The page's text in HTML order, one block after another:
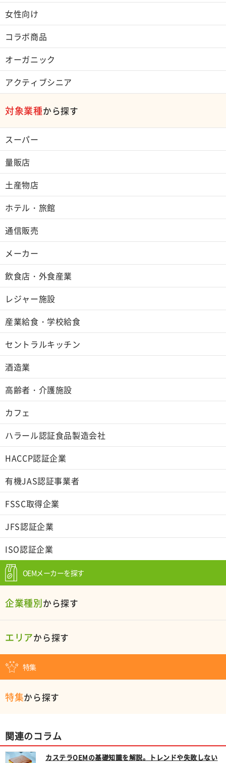
女性向け
コラボ商品
オーガニック
アクティブシニア
対象業種から探す
スーパー
量販店
土産物店
ホテル・旅館
通信販売
メーカー
飲食店・外食産業
レジャー施設
産業給食・学校給食
セントラルキッチン
酒造業
高齢者・介護施設
カフェ
ハラール認証食品製造会社
HACCP認証企業
有機JAS認証事業者
FSSC取得企業
JFS認証企業
ISO認証企業
OEMメーカーを探す
企業種別から探す
エリアから探す
特集
特集から探す
関連のコラム
カステラOEMの基礎知識を解説。トレンドや失敗しない